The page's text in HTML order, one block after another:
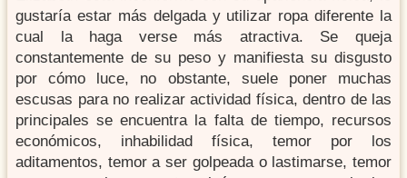
gustaría estar más delgada y utilizar ropa diferente la
cual la haga verse más atractiva. Se queja
constantemente de su peso y manifiesta su disgusto
por cómo luce, no obstante, suele poner muchas
escusas para no realizar actividad física, dentro de las
principales se encuentra la falta de tiempo, recursos
económicos, inhabilidad física, temor por los
aditamentos, temor a ser golpeada o lastimarse, temor